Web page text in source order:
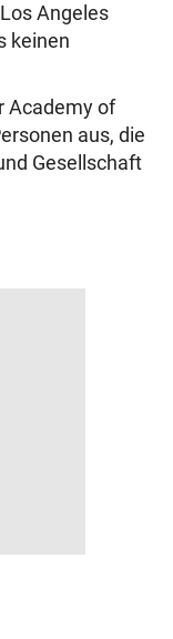
Angeles
keinen
Academy of
aus, die
Gesellschaft